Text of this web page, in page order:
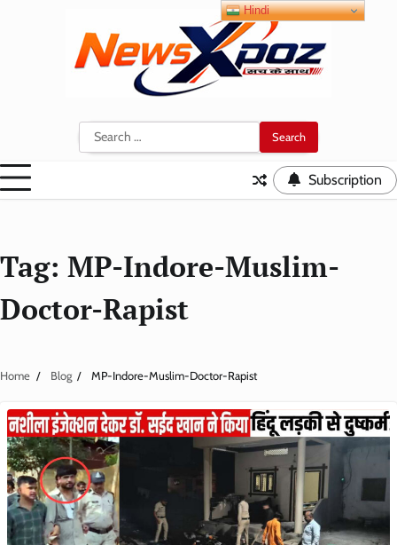
Search
for:
Subscription
Tag: MP-Indore-Muslim-
Doctor-Rapist
Home Blog MP-Indore-Muslim-Doctor-Rapist
Hindi